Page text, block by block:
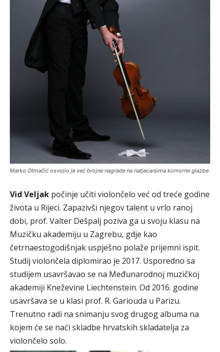
Marko Otmačić osvojio je već brojne nagrade na natjecanjima komorne glazbe
Vid Veljak počinje učiti violončelo već od treće godine
života u Rijeci. Zapazivši njegov talent u vrlo ranoj
dobi, prof. Valter Dešpalj poziva ga u svoju klasu na
Muzičku akademiju u Zagrebu, gdje kao
četrnaestogodišnjak uspješno polaže prijemni ispit.
Studij violončela diplomirao je 2017. Usporedno sa
studijem usavršavao se na Međunarodnoj muzičkoj
akademiji Kneževine Liechtenstein. Od 2016. godine
usavršava se u klasi prof. R. Gariouda u Parizu.
Trenutno radi na snimanju svog drugog albuma na
kojem će se naći skladbe hrvatskih skladatelja za
violončelo solo.